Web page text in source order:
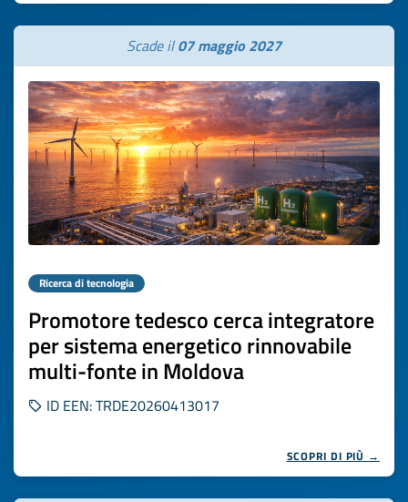
Scade il07 maggio 2027
Ricerca di tecnologia
Promotore tedesco cerca integratore
per sistema energetico rinnovabile
multi-fonte in Moldova
ID EEN: TRDE20260413017
SCOPRI DI PIÙ →